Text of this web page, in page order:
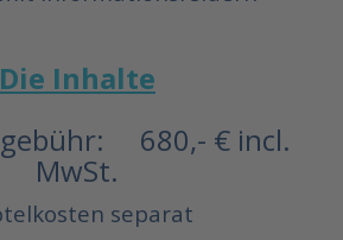
Die Inhalte
680,- € incl.
MwSt.
separat